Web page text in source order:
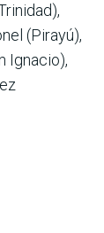
(Pirayú),
Ignacio),